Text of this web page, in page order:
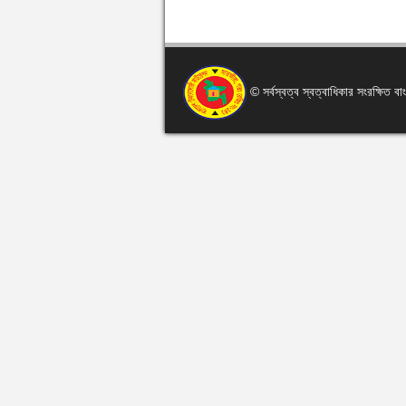
© সর্বস্বত্ব স্বত্বাধিকার সংরক্ষিত